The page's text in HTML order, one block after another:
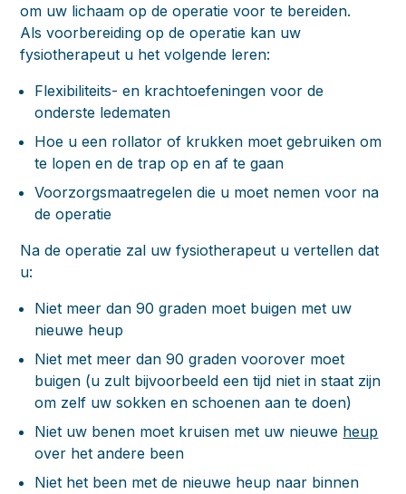
om uw lichaam op de operatie voor te bereiden.
Als voorbereiding op de operatie kan uw
fysiotherapeut u het volgende leren:
Flexibiliteits- en krachtoefeningen voor de
onderste ledematen
Hoe u een rollator of krukken moet gebruiken om
te lopen en de trap op en af te gaan
Voorzorgsmaatregelen die u moet nemen voor na
de operatie
Na de operatie zal uw fysiotherapeut u vertellen dat
u:
Niet meer dan 90 graden moet buigen met uw
nieuwe heup
Niet met meer dan 90 graden voorover moet
buigen (u zult bijvoorbeeld een tijd niet in staat zijn
om zelf uw sokken en schoenen aan te doen)
Niet uw benen moet kruisen met uw nieuwe heup
over het andere been
Niet het been met de nieuwe heup naar binnen